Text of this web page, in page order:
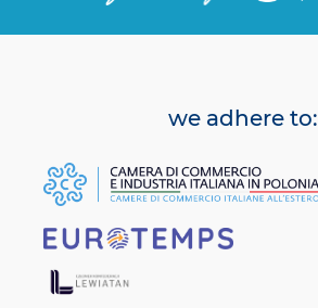
we adhere to: